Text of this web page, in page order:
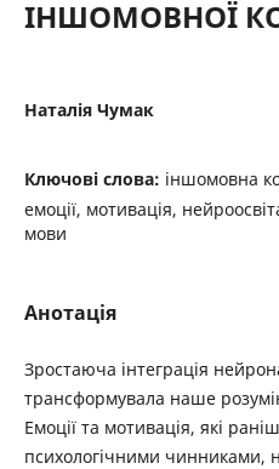
ІНШОМОВНОЇ
Наталія Чумак
Ключові слова: іншомовна
емоції, мотивація,
мови
Анотація
Зростаюча інтеграція
трансформувала наше
Емоції та мотивація, які
психологічними чинниками,